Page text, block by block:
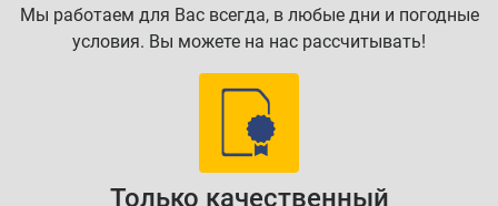
Мы работаем для Вас всегда, в любые дни и погодные
условия. Вы можете на нас рассчитывать!
Только качественный